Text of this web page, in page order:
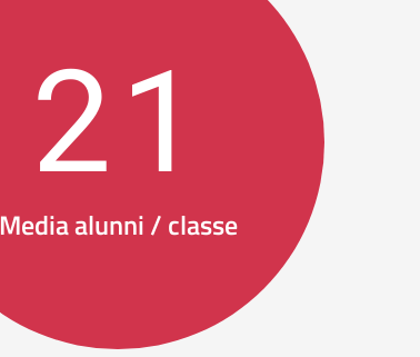
21
Media alunni / classe